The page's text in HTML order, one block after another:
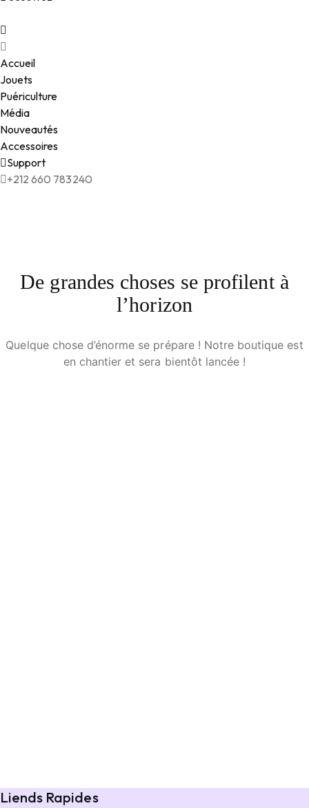
Accueil
Jouets
Puériculture
Média
Nouveautés
Accessoires
Support
+212 660 783240
De grandes choses se profilent à
l’horizon
Quelque chose d’énorme se prépare ! Notre boutique est
en chantier et sera bientôt lancée !
Liends Rapides